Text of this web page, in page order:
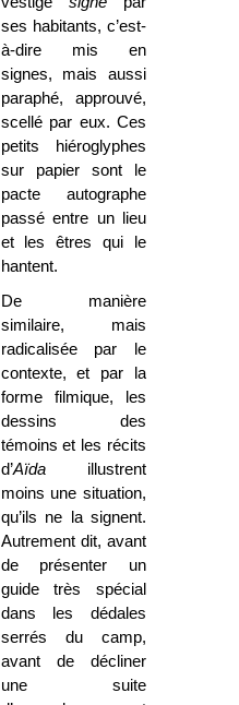
ses habitants, c’est-
à-dire mis en
signes, mais aussi
paraphé, approuvé,
scellé par eux. Ces
petits hiéroglyphes
sur papier sont le
pacte autographe
passé entre un lieu
et les êtres qui le
hantent.
De manière
similaire, mais
radicalisée par le
contexte, et par la
forme filmique, les
dessins des
témoins et les récits
d’Aïdaillustrent
moins une situation,
qu’ils ne la signent.
Autrement dit, avant
de présenter un
guide très spécial
dans les dédales
serrés du camp,
avant de décliner
une suite